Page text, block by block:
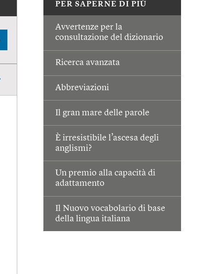
PER SAPERNE DI PIÙ
Avvertenze per la
consultazione del dizionario
Ricerca avanzata
Abbreviazioni
Il gran mare delle parole
È irresistibile l’ascesa degli
anglismi?
Un premio alla capacità di
adattamento
Il Nuovo vocabolario di base
della lingua italiana